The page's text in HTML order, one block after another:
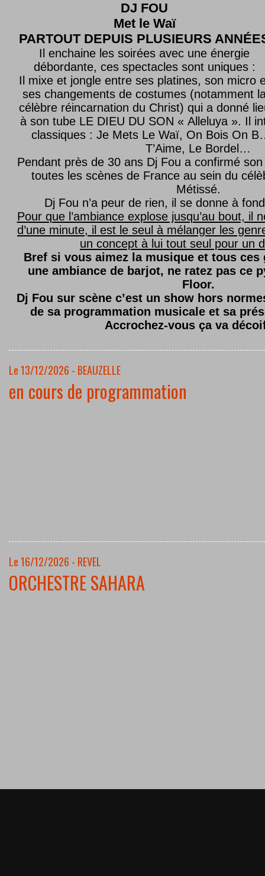
DJ FOU
Met le Waï
PARTOUT DEPUIS PLUSIEURS
Il enchaine les soirées avec une énergie
débordante, ces spectacles sont uniques :
Il mixe et jongle entre ses platines, son micro
ses changements de costumes (notamment
célèbre réincarnation du Christ) qui a donné
à son tube LE DIEU DU SON « Alleluya ». Il
classiques : Je Mets Le Waï, On Bois On
T’Aime, Le Bordel…
Pendant près de 30 ans Dj Fou a confirmé son
toutes les scènes de France au sein du
Métissé.
Dj Fou n’a peur de rien, il se donne à
Pour que l’ambiance explose jusqu’au bout, il
d’une minute, il est le seul à mélanger les
un concept à lui tout seul pour un
Bref si vous aimez la musique et tous ces
une ambiance de barjot, ne ratez pas ce
Floor.
Dj Fou sur scène c’est un show hors
de sa programmation musicale et sa
Accrochez-vous ça va
Le 13/12/2026 - BEAUZELLE
en cours de programmation
Le 16/12/2026 - REVEL
ORCHESTRE SAHARA